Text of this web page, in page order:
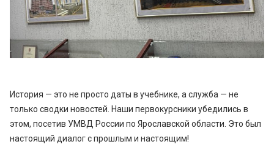
История — это не просто даты в учебнике, а служба — не
только сводки новостей. Наши первокурсники убедились в
этом, посетив УМВД России по Ярославской области. Это был
настоящий диалог с прошлым и настоящим!